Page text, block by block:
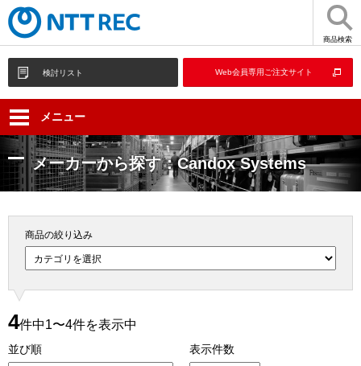
商品検索
検討リスト Web会員専用ご注文サイト
メニュー
メーカーから探す：Candox Systems
商品の絞り込み
4件中1〜4件を表示中
並び順 表示件数